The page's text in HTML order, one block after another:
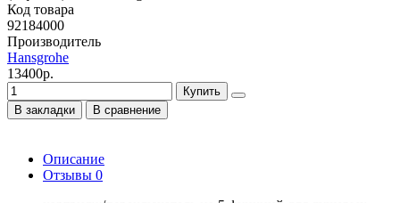
Код товара
92184000
Производитель
Hansgrohe
13400р.
Купить
В закладки
В сравнение
Описание
Отзывы 0